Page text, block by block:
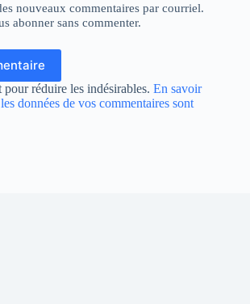
nouveaux commentaires par courriel.
abonner sans commenter.
réduire les indésirables. En savoir
données de vos commentaires sont